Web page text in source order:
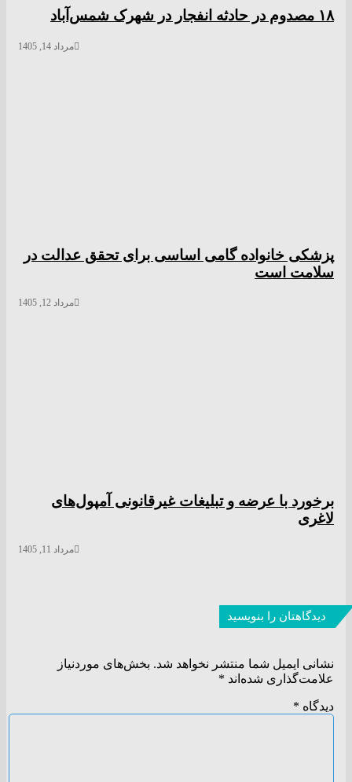
۱۸ مصدوم در حادثه انفجار در شهرک شمس‌آباد
مرداد 14, 1405
پزشکی خانواده گامی اساسی برای تحقق عدالت در
سلامت است
مرداد 12, 1405
برخورد با عرضه و تبلیغات غیرقانونی آمپول‌های
لاغری
مرداد 11, 1405
دیدگاهتان را بنویسید
نشانی ایمیل شما منتشر نخواهد شد. بخش‌های موردنیاز
علامت‌گذاری شده‌اند *
دیدگاه *